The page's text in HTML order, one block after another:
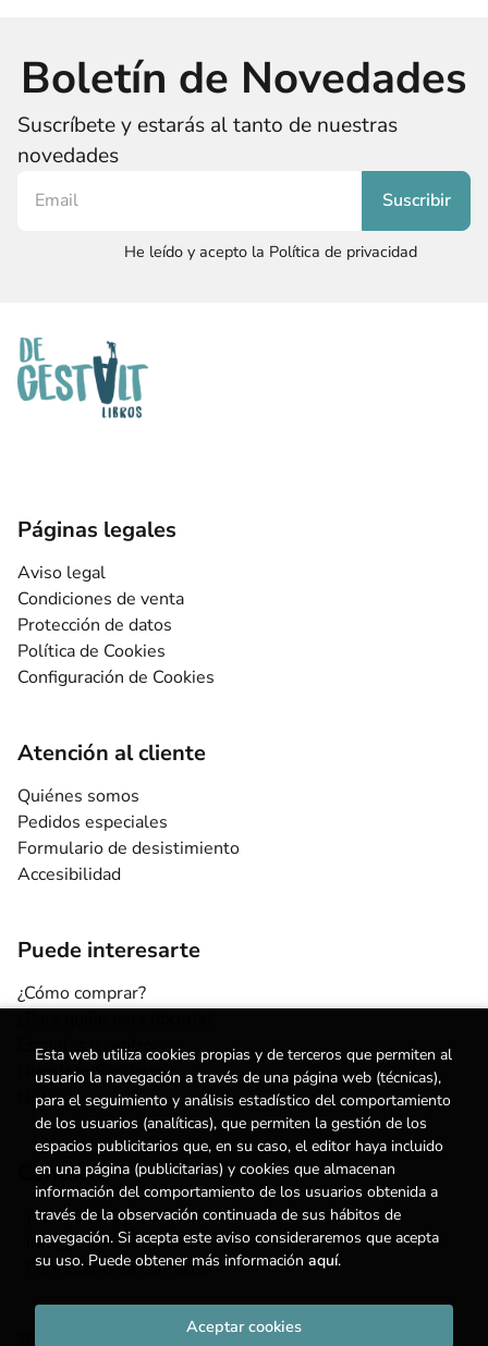
Boletín de Novedades
Suscríbete y estarás al tanto de nuestras
novedades
He leído y acepto la Política de privacidad
Páginas legales
Aviso legal
Condiciones de venta
Protección de datos
Política de Cookies
Configuración de Cookies
Atención al cliente
Quiénes somos
Pedidos especiales
Formulario de desistimiento
Accesibilidad
Puede interesarte
¿Cómo comprar?
Escuelas y centros
Nuestros Servicios
Noticias
Contacto
(+34) 615 55 96 54
info@degestalt.com
Formulario de contacto
2026 © . Todos los Derechos Reservados |
Esta web utiliza cookies propias y de terceros que permiten al
usuario la navegación a través de una página web (técnicas),
para el seguimiento y análisis estadístico del comportamiento
de los usuarios (analíticas), que permiten la gestión de los
espacios publicitarios que, en su caso, el editor haya incluido
en una página (publicitarias) y cookies que almacenan
información del comportamiento de los usuarios obtenida a
través de la observación continuada de sus hábitos de
navegación. Si acepta este aviso consideraremos que acepta
su uso. Puede obtener más información aquí.
Aceptar cookies